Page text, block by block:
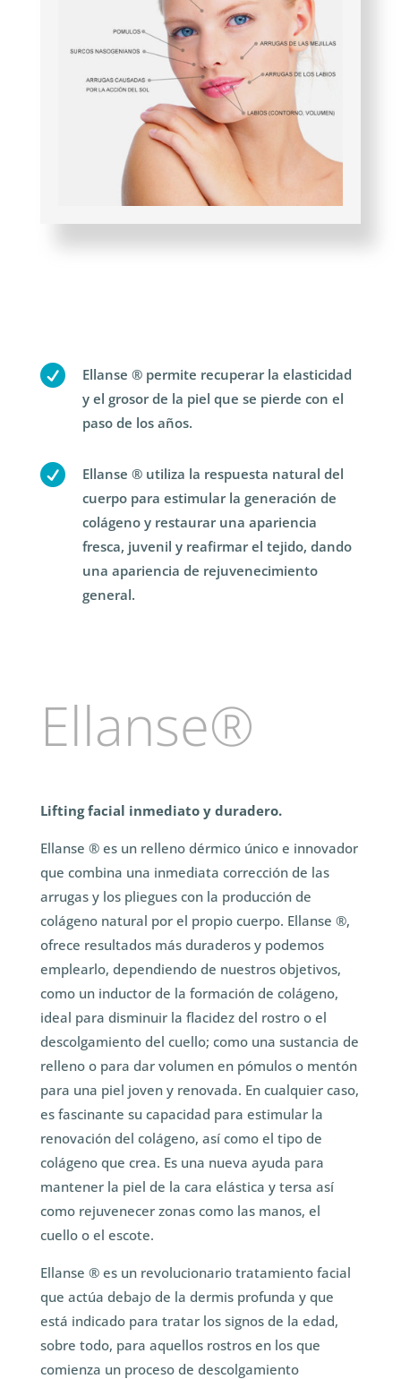

Ellanse ® permite recuperar la elasticidad
y el grosor de la piel que se pierde con el
paso de los años.

Ellanse ® utiliza la respuesta natural del
cuerpo para estimular la generación de
colágeno y restaurar una apariencia
fresca, juvenil y reafirmar el tejido, dando
una apariencia de rejuvenecimiento
general.
Ellanse®
Lifting facial inmediato y duradero.
Ellanse ® es un relleno dérmico único e innovador
que combina una inmediata corrección de las
arrugas y los pliegues con la producción de
colágeno natural por el propio cuerpo. Ellanse ®,
ofrece resultados más duraderos y podemos
emplearlo, dependiendo de nuestros objetivos,
como un inductor de la formación de colágeno,
ideal para disminuir la flacidez del rostro o el
descolgamiento del cuello; como una sustancia de
relleno o para dar volumen en pómulos o mentón
para una piel joven y renovada. En cualquier caso,
es fascinante su capacidad para estimular la
renovación del colágeno, así como el tipo de
colágeno que crea. Es una nueva ayuda para
mantener la piel de la cara elástica y tersa así
como rejuvenecer zonas como las manos, el
cuello o el escote.
Ellanse ® es un revolucionario tratamiento facial
que actúa debajo de la dermis profunda y que
está indicado para tratar los signos de la edad,
sobre todo, para aquellos rostros en los que
comienza un proceso de descolgamiento